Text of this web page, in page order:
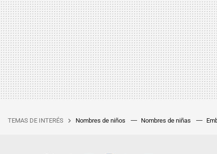
TEMAS DE INTERÉS Nombres de niños Nombres de niñas